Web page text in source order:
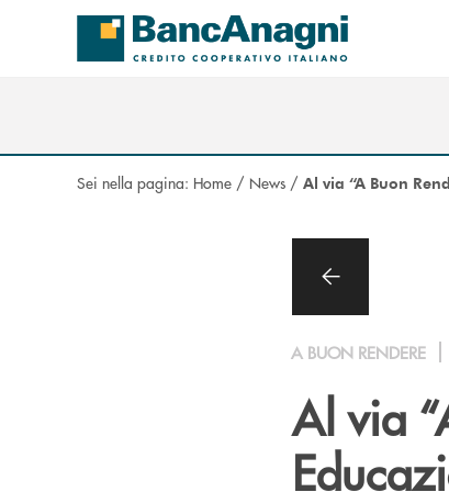
Salta al contenuto principale
Sei nella pagina: Home / News / Al via “A Buon
A BUON RENDERE
Al via